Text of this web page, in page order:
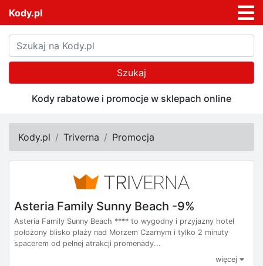
Kody.pl
Szukaj
Kody rabatowe i promocje w sklepach online
Kody.pl Triverna Promocja
Asteria Family Sunny Beach -9%
Asteria Family Sunny Beach **** to wygodny i przyjazny hotel
położony blisko plaży nad Morzem Czarnym i tylko 2 minuty
spacerem od pełnej atrakcji promenady...
więcej